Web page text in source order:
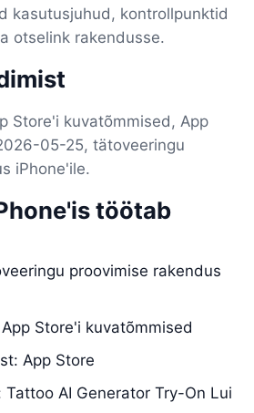
kasutusjuhud, kontrollpunktid
otselink rakendusse.
Store'i kuvatõmmised, App
05-25, tätoveeringu
iPhone'ile.
töötab
proovimise rakendus
Store'i kuvatõmmised
App Store
AI Generator Try-On Lui